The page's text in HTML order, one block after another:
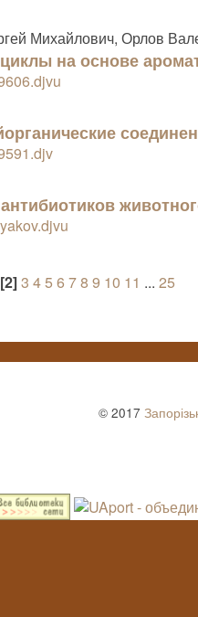
Михайлович, Орлов
на основе
[2]3 45 6 78 9 10 11 ... 25
© 2017